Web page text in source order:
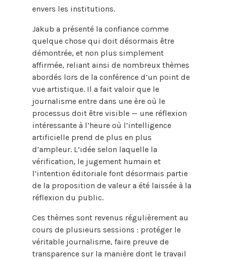
envers les institutions.
Jakub a présenté la confiance comme
quelque chose qui doit désormais être
démontrée, et non plus simplement
affirmée, reliant ainsi de nombreux thèmes
abordés lors de la conférence d’un point de
vue artistique. Il a fait valoir que le
journalisme entre dans une ère où le
processus doit être visible — une réflexion
intéressante à l’heure où l’intelligence
artificielle prend de plus en plus
d’ampleur. L’idée selon laquelle la
vérification, le jugement humain et
l’intention éditoriale font désormais partie
de la proposition de valeur a été laissée à la
réflexion du public.
Ces thèmes sont revenus régulièrement au
cours de plusieurs sessions : protéger le
véritable journalisme, faire preuve de
transparence sur la manière dont le travail